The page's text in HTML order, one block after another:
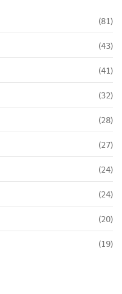
(81)
(43)
(41)
(32)
(28)
(27)
(24)
(24)
(20)
(19)